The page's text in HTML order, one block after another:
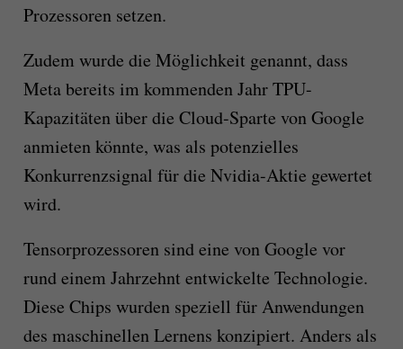
Prozessoren setzen.
Zudem wurde die Möglichkeit genannt, dass
Meta bereits im kommenden Jahr TPU-
Kapazitäten über die Cloud-Sparte von Google
anmieten könnte, was als potenzielles
Konkurrenzsignal für die Nvidia-Aktie gewertet
wird.
Tensorprozessoren sind eine von Google vor
rund einem Jahrzehnt entwickelte Technologie.
Diese Chips wurden speziell für Anwendungen
des maschinellen Lernens konzipiert. Anders als